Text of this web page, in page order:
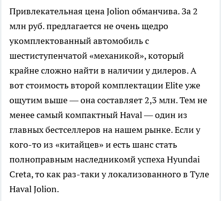
Привлекательная цена Jolion обманчива. За 2
млн руб. предлагается не очень щедро
укомплектованный автомобиль с
шестиступенчатой «механикой», который
крайне сложно найти в наличии у дилеров. А
вот стоимость второй комплектации Elite уже
ощутим выше — она составляет 2,3 млн. Тем не
менее самый компактный Haval — один из
главных бестселлеров на нашем рынке. Если у
кого-то из «китайцев» и есть шанс стать
полноправным наследникомй успеха Hyundai
Creta, то как раз-таки у локализованного в Туле
Haval Jolion.